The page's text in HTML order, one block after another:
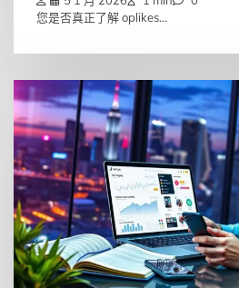
您是否真正了解 oplikes...